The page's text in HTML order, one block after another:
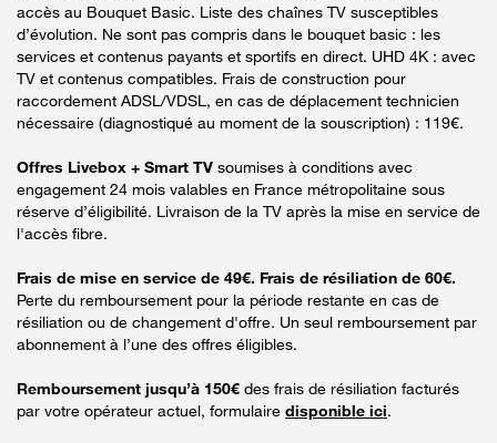
accès au Bouquet Basic. Liste des chaînes TV susceptibles
d’évolution. Ne sont pas compris dans le bouquet basic : les
services et contenus payants et sportifs en direct. UHD 4K : avec
TV et contenus compatibles. Frais de construction pour
raccordement ADSL/VDSL, en cas de déplacement technicien
nécessaire (diagnostiqué au moment de la souscription) : 119€.
Offres Livebox + Smart TV soumises à conditions avec
engagement 24 mois valables en France métropolitaine sous
réserve d’éligibilité. Livraison de la TV après la mise en service de
l'accès fibre.
Frais de mise en service de 49€. Frais de résiliation de 60€.
Perte du remboursement pour la période restante en cas de
résiliation ou de changement d'offre. Un seul remboursement par
abonnement à l’une des offres éligibles.
Remboursement jusqu’à 150€ des frais de résiliation facturés
par votre opérateur actuel, formulaire disponible ici.